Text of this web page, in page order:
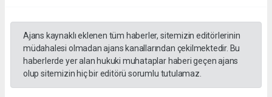
Ajans kaynaklı eklenen tüm haberler, sitemizin editörlerinin
müdahalesi olmadan ajans kanallarından çekilmektedir. Bu
haberlerde yer alan hukuki muhataplar haberi geçen ajans
olup sitemizin hiç bir editörü sorumlu tutulamaz.